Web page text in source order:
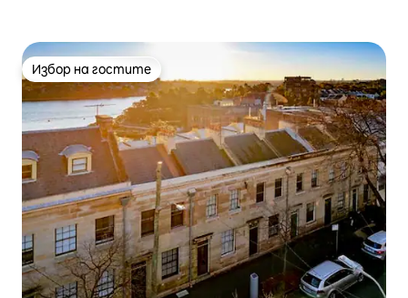
Избор на гостите
Избор на гостите